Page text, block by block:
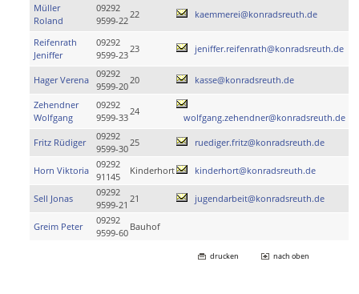
Müller
Roland
09292
9599-22
22 kaemmerei@konradsreuth.de
Reifenrath
Jeniffer
09292
9599-23
23 jeniffer.reifenrath@konradsreuth.de
Hager Verena
09292
9599-20
20 kasse@konradsreuth.de
Zehendner
Wolfgang
09292
9599-33
24
wolfgang.zehendner@konradsreuth.de
Fritz Rüdiger
09292
9599-30
25 ruediger.fritz@konradsreuth.de
Horn Viktoria
09292
91145
Kinderhort kinderhort@konradsreuth.de
Sell Jonas
09292
9599-21
21 jugendarbeit@konradsreuth.de
Greim Peter
09292
9599-60
Bauhof
drucken nach oben